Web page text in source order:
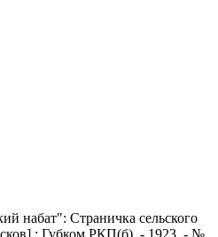
набат": Страничка сельского
: Губком РКП(б). - 1923. - №